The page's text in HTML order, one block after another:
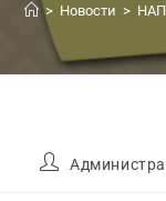
> Новости >